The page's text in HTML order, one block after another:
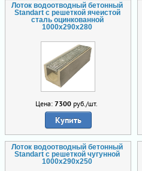
Лоток водоотводный бетонный
Standart с решеткой ячеистой
сталь оцинкованной
1000x290x280
Цена: 7300 руб./шт.
Купить
Лоток водоотводный бетонный
Standart с решеткой чугунной
1000x290x250